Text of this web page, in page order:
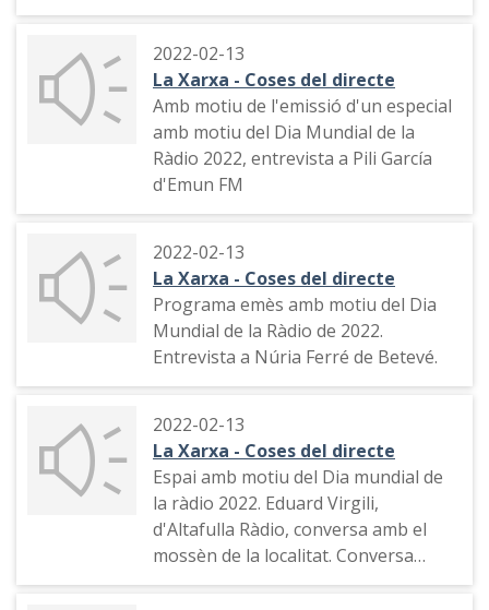
2022-02-13
La Xarxa - Coses del directe
Amb motiu de l'emissió d'un especial
amb motiu del Dia Mundial de la
Ràdio 2022, entrevista a Pili García
d'Emun FM
2022-02-13
La Xarxa - Coses del directe
Programa emès amb motiu del Dia
Mundial de la Ràdio de 2022.
Entrevista a Núria Ferré de Betevé.
2022-02-13
La Xarxa - Coses del directe
Espai amb motiu del Dia mundial de
la ràdio 2022. Eduard Virgili,
d'Altafulla Ràdio, conversa amb el
mossèn de la localitat. Conversa
sobre la seva feina a l'emissora